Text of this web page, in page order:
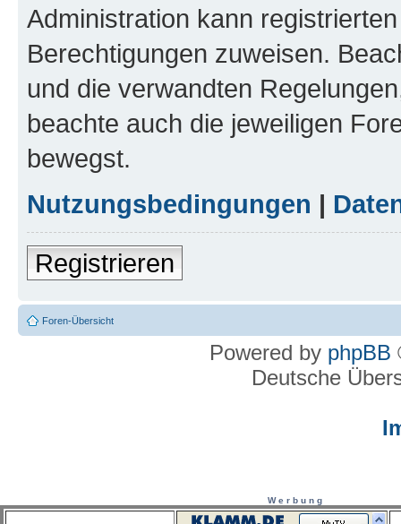
Administration kann
Berechtigungen zuweisen.
und die verwandten
beachte auch die jeweiligen
bewegst.
Nutzungsbedingungen |
Registrieren
Foren-Übersicht
Powered by phpBB
Deutsche
W e r b u n g